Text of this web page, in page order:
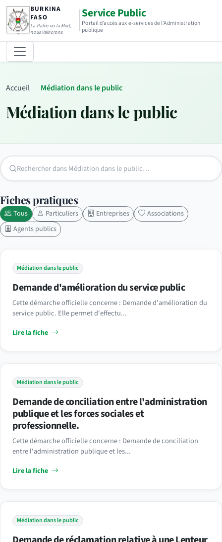
BURKINA
FASO
La Patrie ou la Mort,
nous Vaincrons
Service Public
Portail d’accès aux e-services de l’Administration
publique
Accueil Médiation dans le public
Médiation dans le public
Fiches pratiques
Tous Particuliers Entreprises
Associations
Agents publics
Médiation dans le public
Demande d'amélioration du service public
Cette démarche officielle concerne : Demande d'amélioration du
service public. Elle permet d'effectu...
Lire la fiche
Médiation dans le public
Demande de conciliation entre l'administration
publique et les forces sociales et
professionnelle.
Cette démarche officielle concerne : Demande de conciliation
entre l'administration publique et les...
Lire la fiche
Médiation dans le public